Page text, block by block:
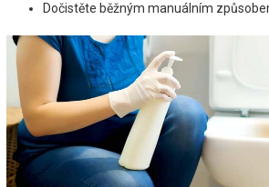
Dočistěte běžným manuálním